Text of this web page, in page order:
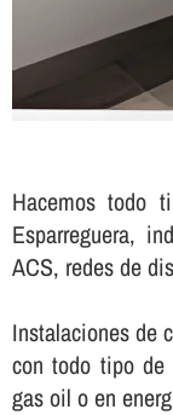
Hacemos todo
Esparreguera,
ACS, redes de
Instalaciones de
con todo tipo de
gas oil o en